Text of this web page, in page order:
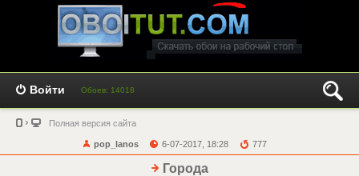
Войти Обоев: 14018
Полная версия сайта
pop_lanos 6-07-2017, 18:28 777
Города